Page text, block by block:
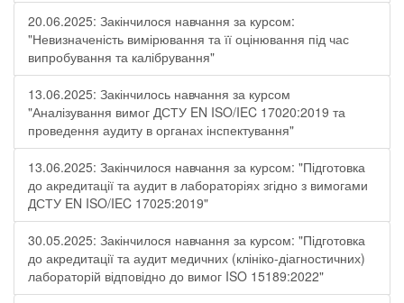
20.06.2025: Закінчилося навчання за курсом:
"Невизначеність вимірювання та її оцінювання під час
випробування та калібрування"
13.06.2025: Закінчилось навчання за курсом
"Аналізування вимог ДСТУ EN ISO/IEC 17020:2019 та
проведення аудиту в органах інспектування"
13.06.2025: Закінчилося навчання за курсом: "Підготовка
до акредитації та аудит в лабораторіях згідно з вимогами
ДСТУ EN ISO/IEC 17025:2019"
30.05.2025: Закінчилося навчання за курсом: "Підготовка
до акредитації та аудит медичних (клініко-діагностичних)
лабораторій відповідно до вимог ISO 15189:2022"